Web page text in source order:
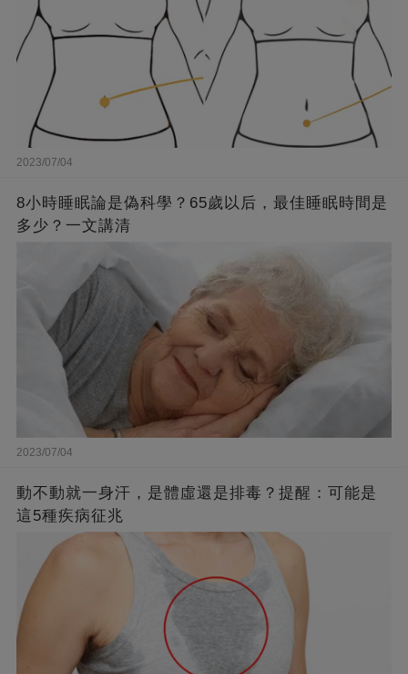
2023/07/04
8小時睡眠論是偽科學？65歲以后，最佳睡眠時間是
多少？一文講清
2023/07/04
動不動就一身汗，是體虛還是排毒？提醒：可能是
這5種疾病征兆